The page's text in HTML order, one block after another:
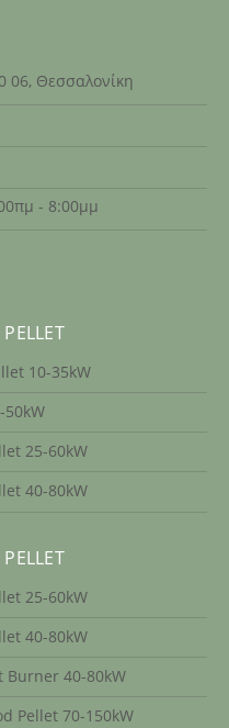
06, Θεσσαλονίκη
- 8:00μμ
10-35kW
25-60kW
40-80kW
25-60kW
40-80kW
Burner 40-80kW
Pellet 70-150kW